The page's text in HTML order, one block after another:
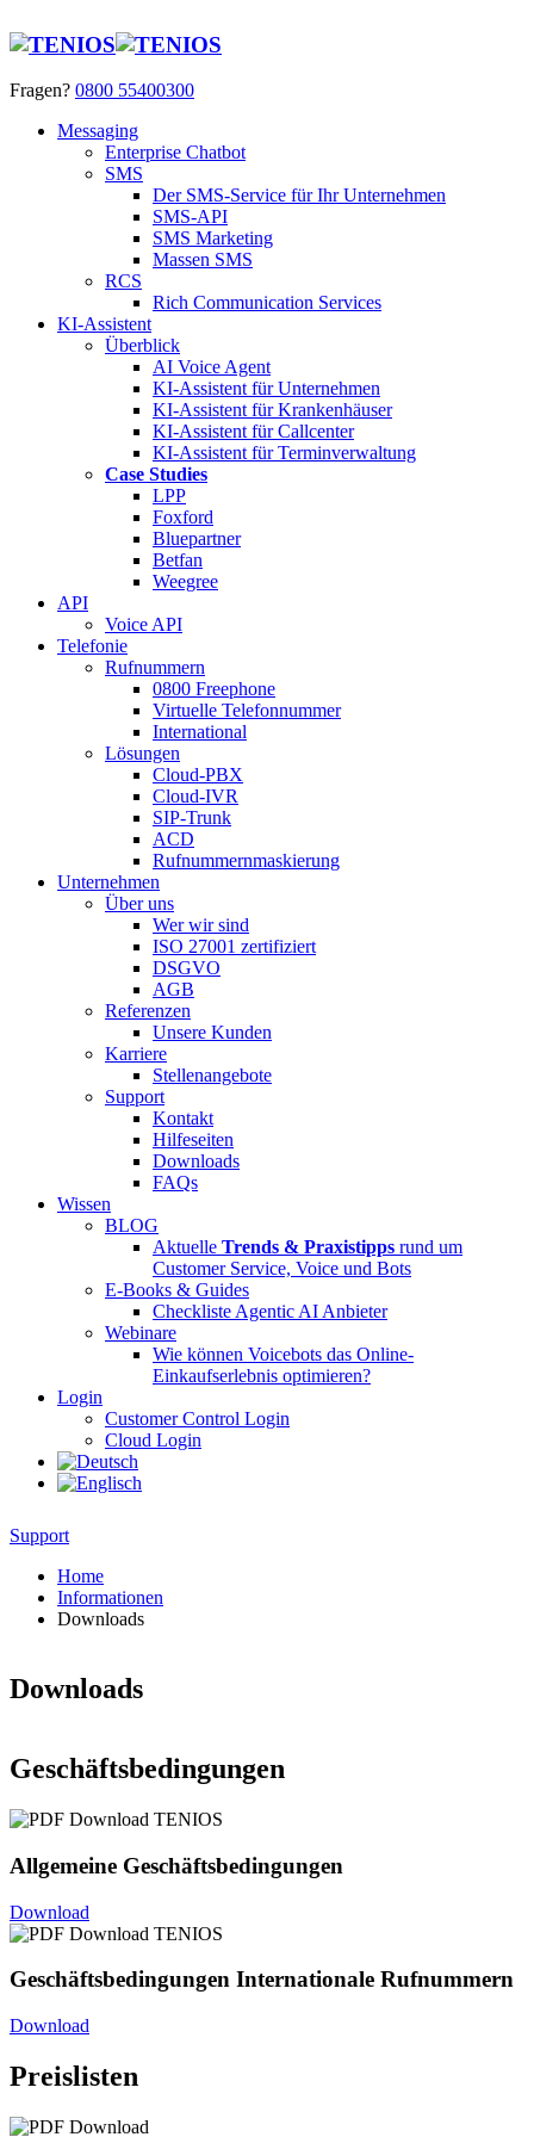
Fragen? 0800 55400300
Messaging
Enterprise Chatbot
SMS
Der SMS-Service für Ihr Unternehmen
SMS-API
SMS Marketing
Massen SMS
RCS
Rich Communication Services
KI-Assistent
Überblick
AI Voice Agent
KI-Assistent für Unternehmen
KI-Assistent für Krankenhäuser
KI-Assistent für Callcenter
KI-Assistent für Terminverwaltung
Case Studies
LPP
Foxford
Bluepartner
Betfan
Weegree
API
Voice API
Telefonie
Rufnummern
0800 Freephone
Virtuelle Telefonnummer
International
Lösungen
Cloud-PBX
Cloud-IVR
SIP-Trunk
ACD
Rufnummernmaskierung
Unternehmen
Über uns
Wer wir sind
ISO 27001 zertifiziert
DSGVO
AGB
Referenzen
Unsere Kunden
Karriere
Stellenangebote
Support
Kontakt
Hilfeseiten
Downloads
FAQs
Wissen
BLOG
Aktuelle Trends & Praxistipps rund um
Customer Service, Voice und Bots
E-Books & Guides
Checkliste Agentic AI Anbieter
Webinare
Wie können Voicebots das Online-
Einkaufserlebnis optimieren?
Login
Customer Control Login
Cloud Login
Support
Home
Informationen
Downloads
Downloads
Geschäftsbedingungen
Allgemeine Geschäftsbedingungen
Download
Geschäftsbedingungen Internationale Rufnummern
Download
Preislisten
Tenios Support